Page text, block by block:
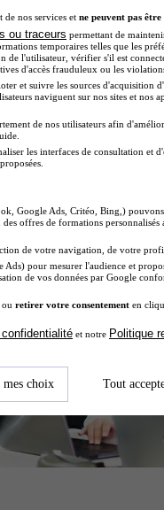
de nos services et ne peuvent pas être
ou traceurs permettant de
temporaires telles que les
de l'utilisateur, vérifier s'il est
d'accès frauduleux ou les
et suivre les sources d'acquisition
naviguent sur nos sites et nos
de nos utilisateurs afin
les interfaces de consultation et
Google Ads, Critéo, Bing,)
offres de formations
de votre navigation, de votre
pour mesurer l'audience et
de vos données par Google
ou retirer votre consentement en
et notre Politique
mes choix Tout